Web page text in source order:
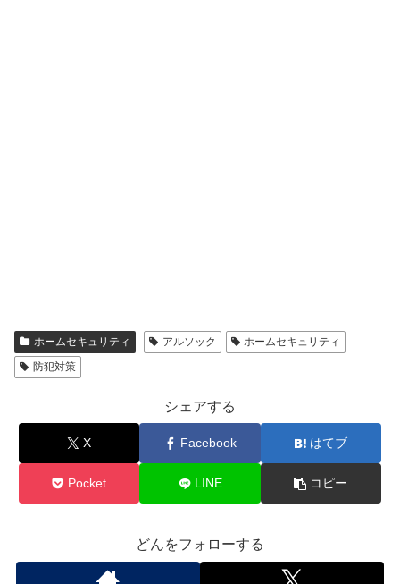
ホームセキュリティ アルソック
ホームセキュリティ
防犯対策
シェアする
X Facebook はてブ
Pocket LINE コピー
どんをフォローする